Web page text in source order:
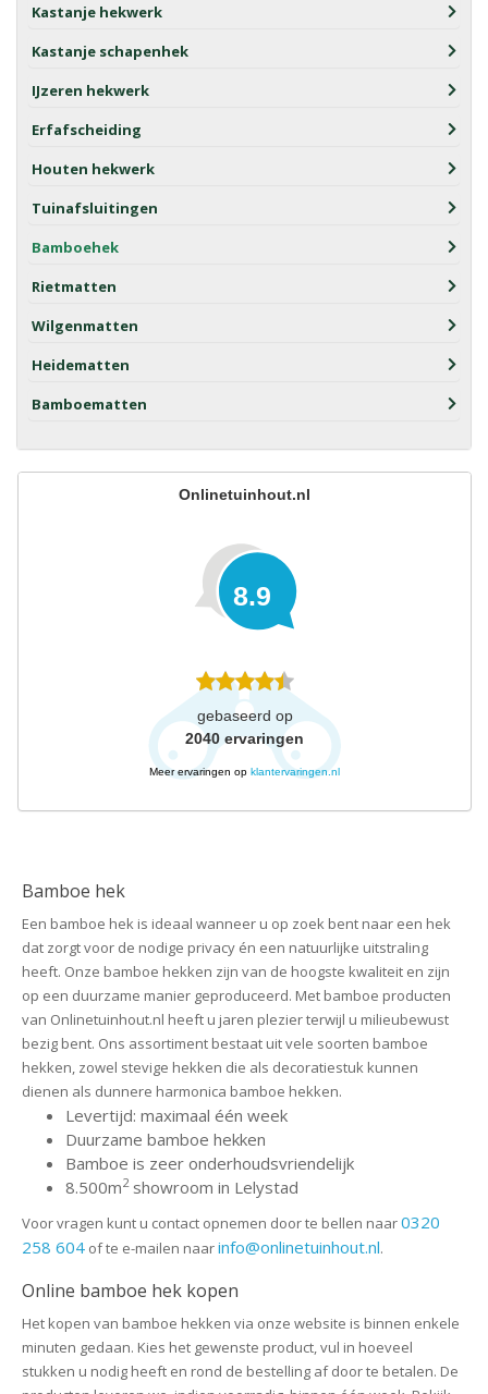
Kastanje hekwerk
Kastanje schapenhek
IJzeren hekwerk
Erfafscheiding
Houten hekwerk
Tuinafsluitingen
Bamboehek
Rietmatten
Wilgenmatten
Heidematten
Bamboematten
Onlinetuinhout.nl
8.9
gebaseerd op
2040 ervaringen
Meer ervaringen op klantervaringen.nl
Bamboe hek
Een bamboe hek is ideaal wanneer u op zoek bent naar een hek
dat zorgt voor de nodige privacy én een natuurlijke uitstraling
heeft. Onze bamboe hekken zijn van de hoogste kwaliteit en zijn
op een duurzame manier geproduceerd. Met bamboe producten
van Onlinetuinhout.nl heeft u jaren plezier terwijl u milieubewust
bezig bent. Ons assortiment bestaat uit vele soorten bamboe
hekken, zowel stevige hekken die als decoratiestuk kunnen
dienen als dunnere harmonica bamboe hekken.
Levertijd: maximaal één week
Duurzame bamboe hekken
Bamboe is zeer onderhoudsvriendelijk
8.500m2showroom in Lelystad
Voor vragen kunt u contact opnemen door te bellen naar0320
258 604 of te e-mailen naarinfo@onlinetuinhout.nl.
Online bamboe hek kopen
Het kopen van bamboe hekken via onze website is binnen enkele
minuten gedaan. Kies het gewenste product, vul in hoeveel
stukken u nodig heeft en rond de bestelling af door te betalen. De